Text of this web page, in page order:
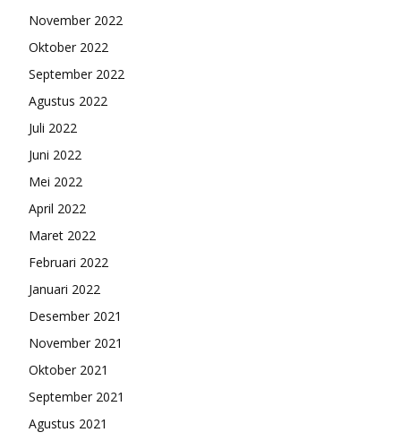
November 2022
Oktober 2022
September 2022
Agustus 2022
Juli 2022
Juni 2022
Mei 2022
April 2022
Maret 2022
Februari 2022
Januari 2022
Desember 2021
November 2021
Oktober 2021
September 2021
Agustus 2021